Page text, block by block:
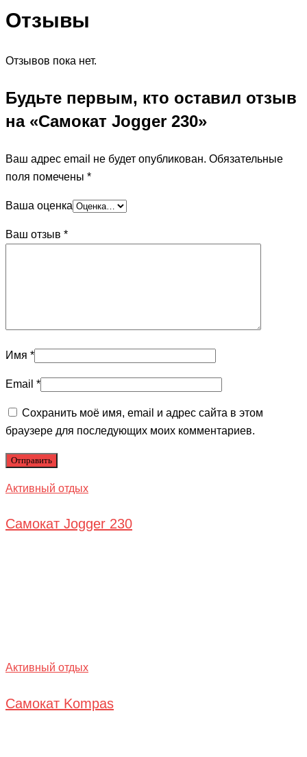
Отзывы
Отзывов пока нет.
Будьте первым, кто оставил отзыв
на «Самокат Jogger 230»
Ваш адрес email не будет опубликован. Обязательные
поля помечены *
Ваша оценка
Ваш отзыв *
Имя *
Email *
Сохранить моё имя, email и адрес сайта в этом
браузере для последующих моих комментариев.
Активный отдых
Самокат Jogger 230
Активный отдых
Самокат Kompas